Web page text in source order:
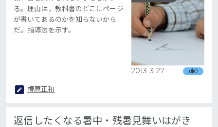
る。理由は，教科書のどこにページ
が書いてあるのかを知らないから
だ。指導法を示す。
0
2013-3-27
椿原正和
返信したくなる暑中・残暑見舞いはがき